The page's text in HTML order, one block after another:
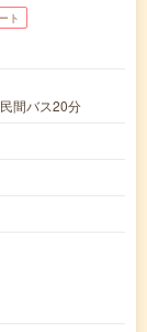
ト
間バス20分